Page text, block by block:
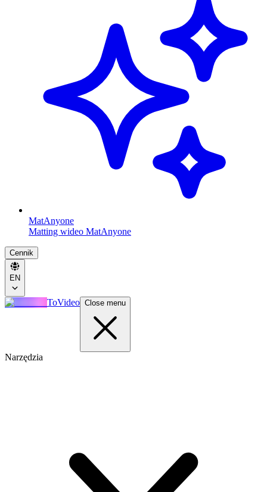
MatAnyone
Matting wideo MatAnyone
Cennik
EN
ToVideo Close menu
Narzędzia